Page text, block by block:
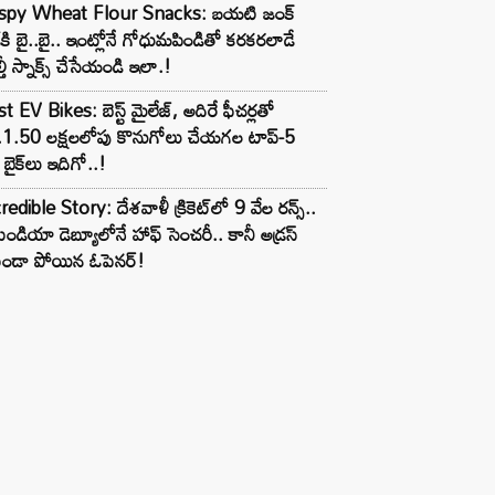
Wheat Flour Snacks: బయటి జంక్
బై..బై.. ఇంట్లోనే గోధుమపిండితో కరకరలాడే
స్నాక్స్ చేసేయండి ఇలా.!
EV Bikes: బెస్ట్ మైలేజ్, అదిరే ఫీచర్లతో
లక్షలలోపు కొనుగోలు చేయగల టాప్-5
బైక్‌లు ఇదిగో..!
Story: దేశవాళీ క్రికెట్‌లో 9 వేల రన్స్..
డెబ్యూలోనే హాఫ్ సెంచరీ.. కానీ అడ్రస్
పోయిన ఓపెనర్!